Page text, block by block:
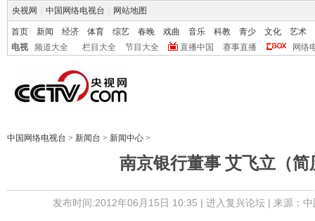
央视网 中国网络电视台 网站地图
首页 新闻 经济 体育 综艺 春晚 戏曲 音乐 科教 青少 文化
艺术
电视
频道大全 栏目大全 节目大全 直播中国 赛事直播 网络
中国网络电视台 > 新闻台 > 新闻中心 >
南京银行董事 艾飞立（简
发布时间:2012年06月15日 10:35 | 进入复兴论坛| 来源：